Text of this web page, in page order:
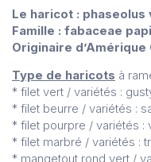
Le haricot : phaseolus
Famille : fabaceae
Originaire d’Amérique
Type de haricots à
* filet vert / variétés :
* filet beurre / variétés :
* filet pourpre / variétés :
* filet marbré / variétés :
* mangetout rond vert /